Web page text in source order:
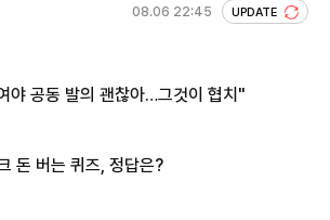
08.06 22:45 UPDATE
야 공동 발의 괜찮아…그것이 협치"
돈 버는 퀴즈, 정답은?